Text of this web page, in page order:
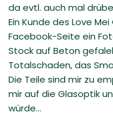
da evtl. auch mal
Ein Kunde des Love
Facebook-Seite ein
Stock auf Beton
Totalschaden, das
Die Teile sind mir zu
mir auf die Glasoptik
würde...